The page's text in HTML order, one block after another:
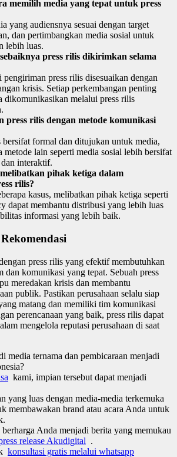
memilih media yang tepat untuk press
yang audiensnya sesuai dengan target
dan pertimbangkan media sosial untuk
lebih luas.
press rilis dikirimkan selama
pengiriman press rilis disesuaikan dengan
krisis. Setiap perkembangan penting
dikomunikasikan melalui press rilis
press rilis dengan metode komunikasi
bersifat formal dan ditujukan untuk media,
metode lain seperti media sosial lebih bersifat
interaktif.
pihak ketiga dalam
rilis?
kasus, melibatkan pihak ketiga seperti
dapat membantu distribusi yang lebih luas
informasi yang lebih baik.
press rilis yang efektif membutuhkan
dan komunikasi yang tepat. Sebuah press
meredakan krisis dan membantu
publik. Pastikan perusahaan selalu siap
matang dan memiliki tim komunikasi
perencanaan yang baik, press rilis dapat
mengelola reputasi perusahaan di saat
media ternama dan pembicaraan menjadi
kami, impian tersebut dapat menjadi
yang luas dengan media-media terkemuka
membawakan brand atau acara Anda untuk
Anda menjadi berita yang memukau
release Akudigital .
konsultasi gratis melalui whatsapp